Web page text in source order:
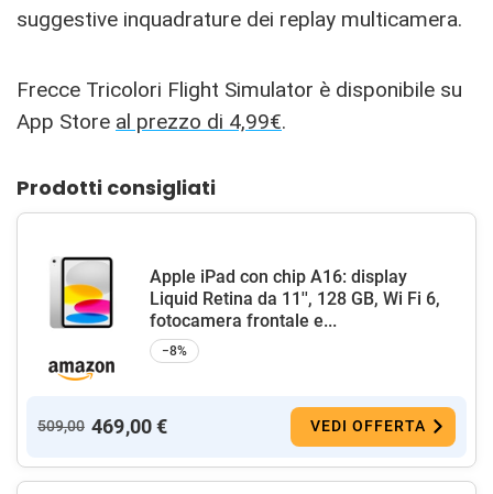
suggestive inquadrature dei replay multicamera.
Frecce Tricolori Flight Simulator è disponibile su
App Store al prezzo di 4,99€.
Prodotti consigliati
Apple iPad con chip A16: display
Liquid Retina da 11'', 128 GB, Wi Fi 6,
fotocamera frontale e...
−8%
509,00 469,00 € VEDI OFFERTA